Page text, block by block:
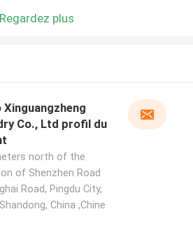
Regardez plus
Xinguangzheng
Ltd profil du
north of the
of Shenzhen Road
Road, Pingdu City,
China ,Chine